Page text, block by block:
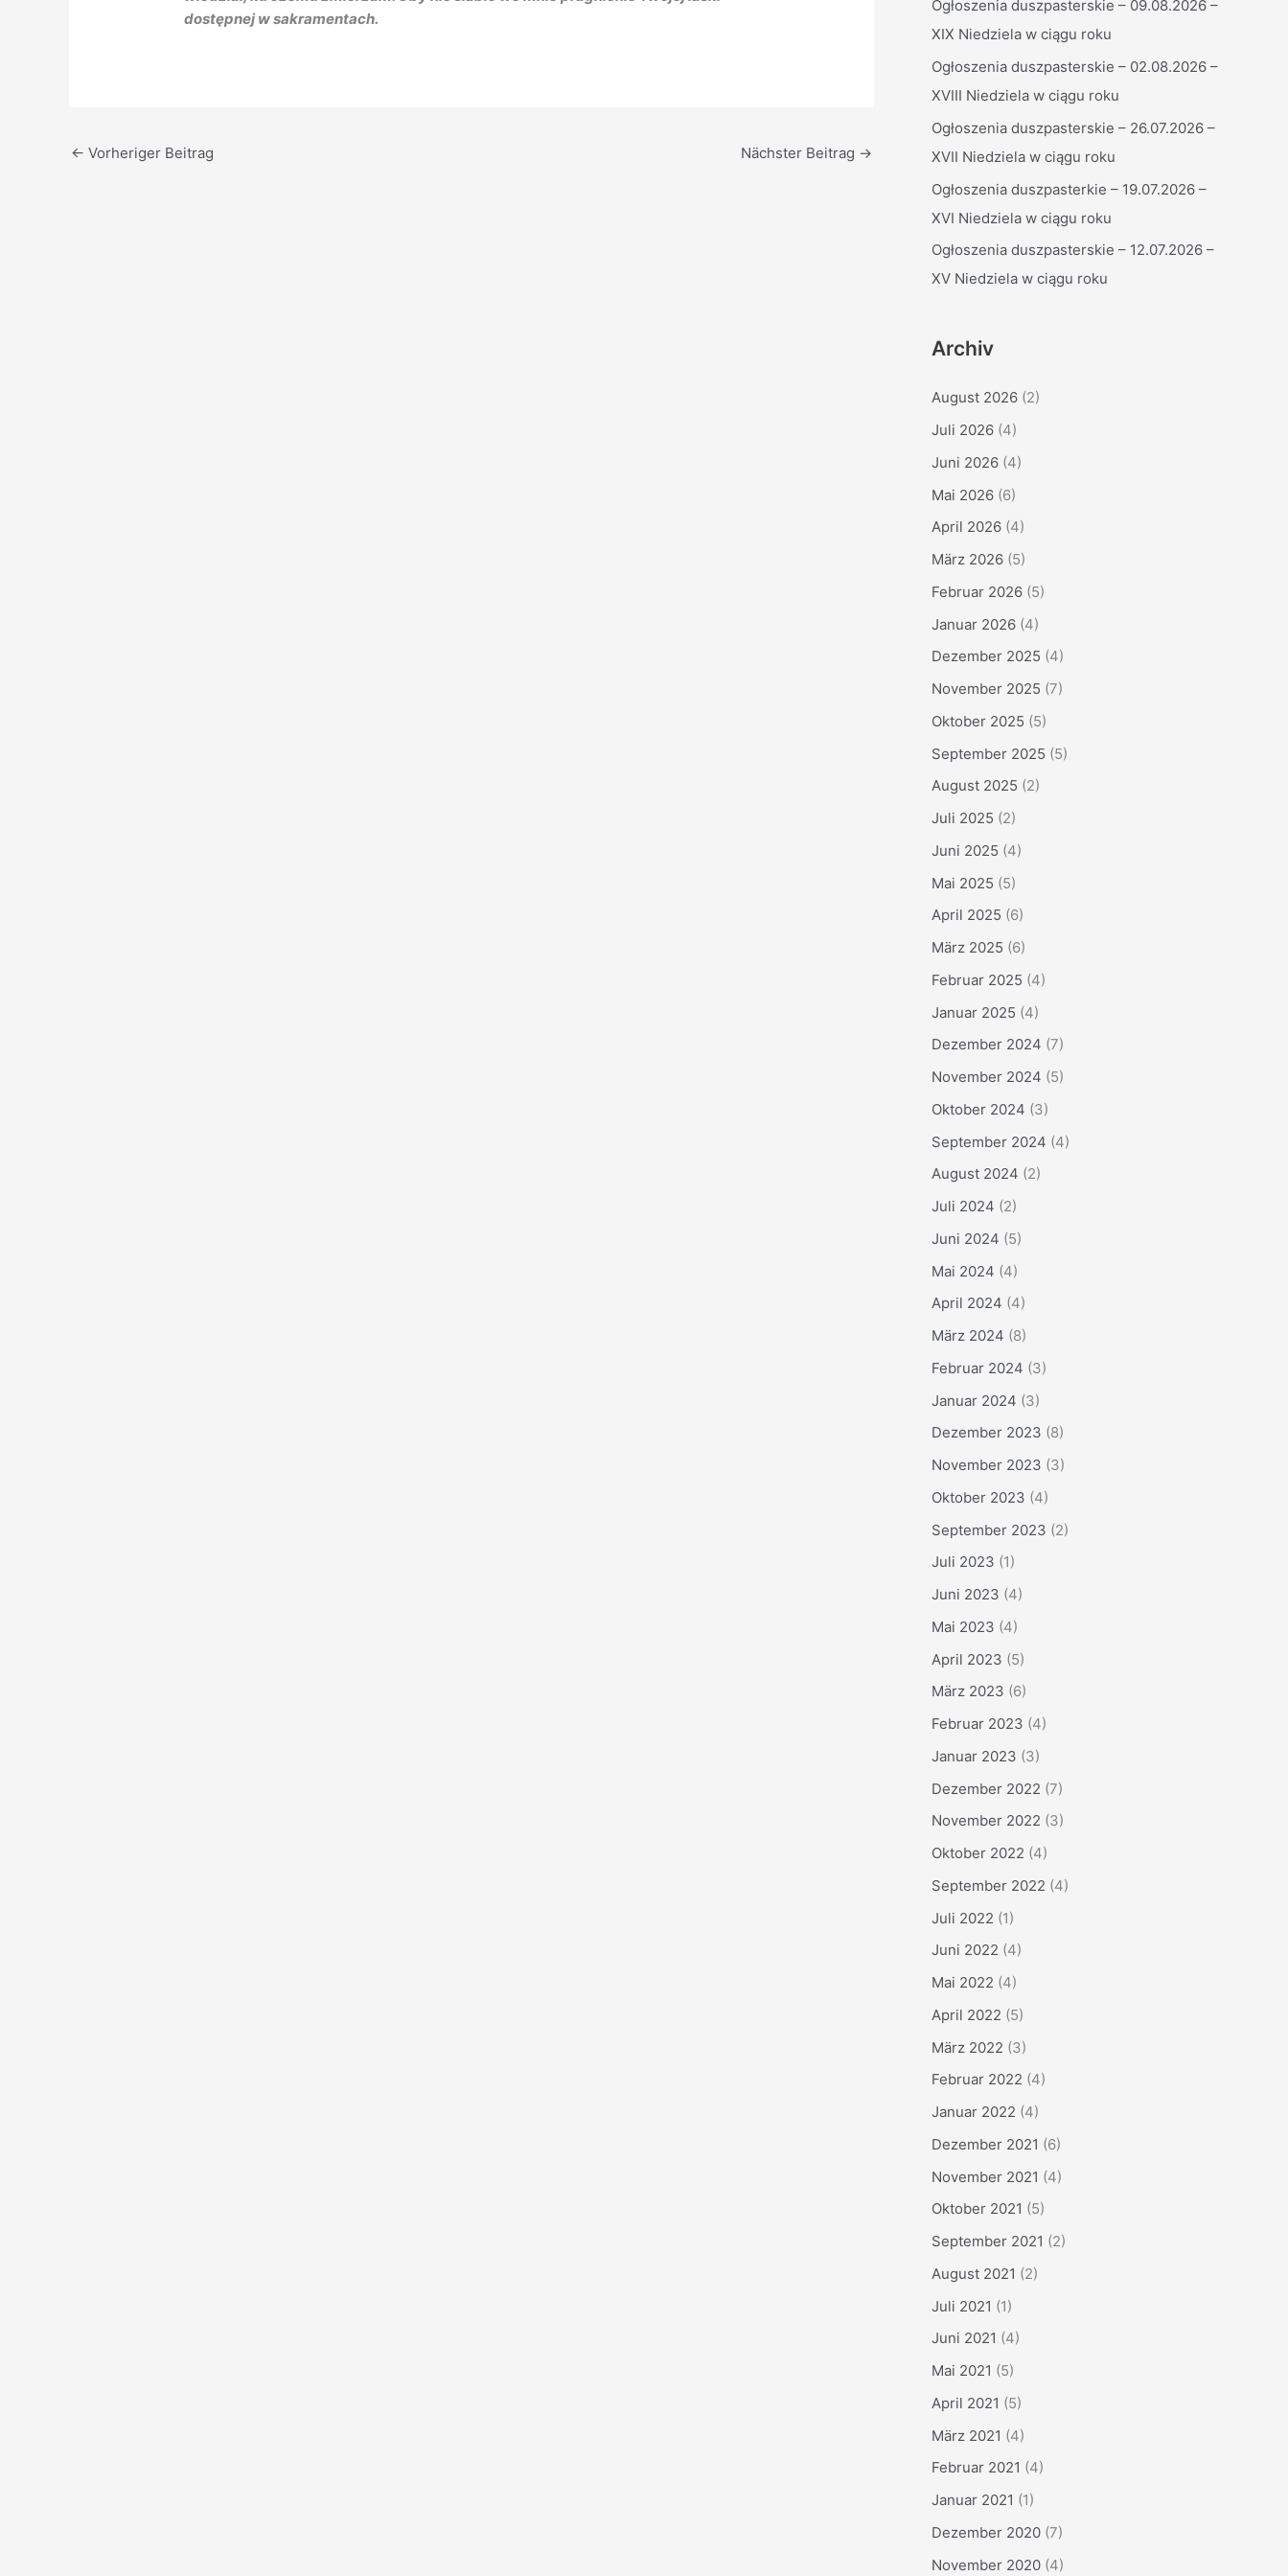
dostępnej w sakramentach.
← Vorheriger Beitrag Nächster Beitrag →
n
n
a
c
h
:
Ogłoszenia duszpasterskie – 09.08.2026 –
XIX Niedziela w ciągu roku
Ogłoszenia duszpasterskie – 02.08.2026 –
XVIII Niedziela w ciągu roku
Ogłoszenia duszpasterskie – 26.07.2026 –
XVII Niedziela w ciągu roku
Ogłoszenia duszpasterkie – 19.07.2026 –
XVI Niedziela w ciągu roku
Ogłoszenia duszpasterskie – 12.07.2026 –
XV Niedziela w ciągu roku
Archiv
August 2026 (2)
Juli 2026 (4)
Juni 2026 (4)
Mai 2026 (6)
April 2026 (4)
März 2026 (5)
Februar 2026 (5)
Januar 2026 (4)
Dezember 2025 (4)
November 2025 (7)
Oktober 2025 (5)
September 2025 (5)
August 2025 (2)
Juli 2025 (2)
Juni 2025 (4)
Mai 2025 (5)
April 2025 (6)
März 2025 (6)
Februar 2025 (4)
Januar 2025 (4)
Dezember 2024 (7)
November 2024 (5)
Oktober 2024 (3)
September 2024 (4)
August 2024 (2)
Juli 2024 (2)
Juni 2024 (5)
Mai 2024 (4)
April 2024 (4)
März 2024 (8)
Februar 2024 (3)
Januar 2024 (3)
Dezember 2023 (8)
November 2023 (3)
Oktober 2023 (4)
September 2023 (2)
Juli 2023 (1)
Juni 2023 (4)
Mai 2023 (4)
April 2023 (5)
März 2023 (6)
Februar 2023 (4)
Januar 2023 (3)
Dezember 2022 (7)
November 2022 (3)
Oktober 2022 (4)
September 2022 (4)
Juli 2022 (1)
Juni 2022 (4)
Mai 2022 (4)
April 2022 (5)
März 2022 (3)
Februar 2022 (4)
Januar 2022 (4)
Dezember 2021 (6)
November 2021 (4)
Oktober 2021 (5)
September 2021 (2)
August 2021 (2)
Juli 2021 (1)
Juni 2021 (4)
Mai 2021 (5)
April 2021 (5)
März 2021 (4)
Februar 2021 (4)
Januar 2021 (1)
Dezember 2020 (7)
November 2020 (4)